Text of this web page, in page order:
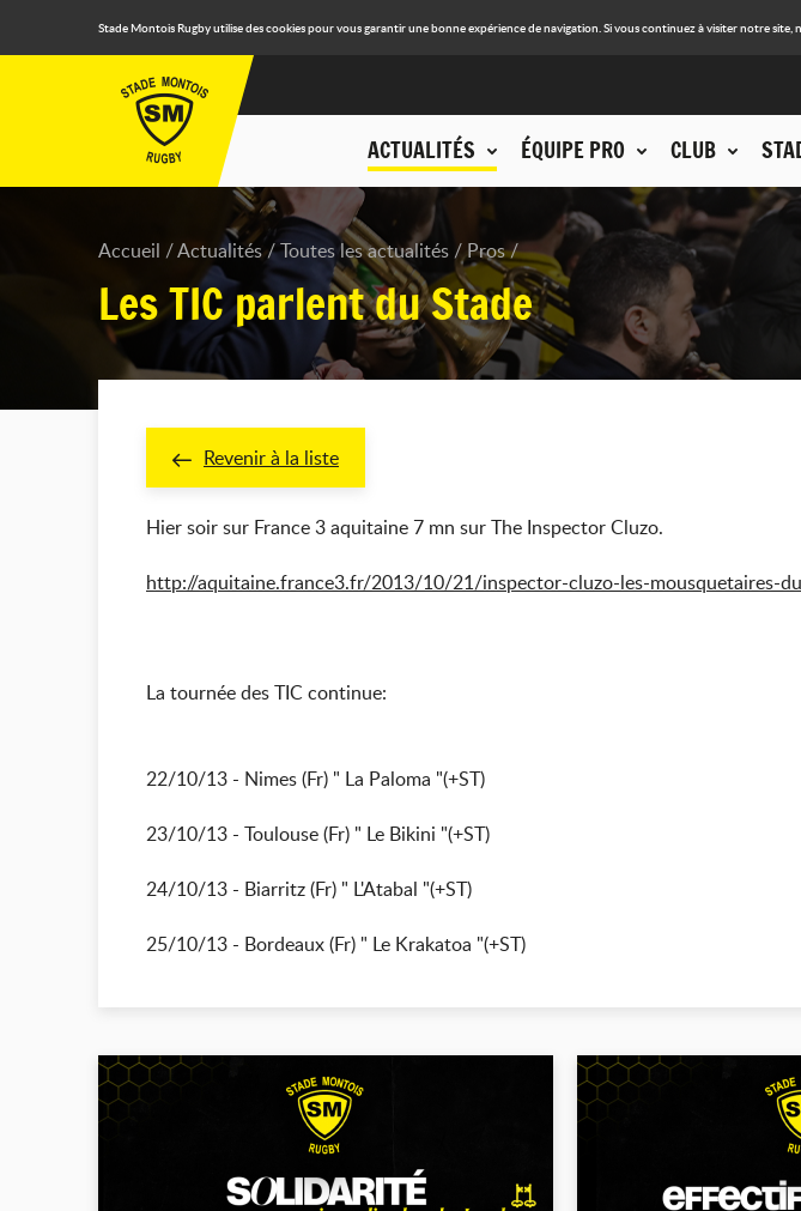
Stade Montois Rugby utilise des cookies pour vous garantir une bonne expérience de navigation. Si vous continuez à visiter notre
ACTUALITÉS ÉQUIPE PRO CLUB
Accueil Actualités Toutes les actualités Pros
Les TIC parlent du Stade
Revenir à la liste
Hier soir sur France 3 aquitaine 7 mn sur The Inspector Cluzo.
http://aquitaine.france3.fr/2013/10/21/inspector-cluzo-les-mousquetaires-
La tournée des TIC continue:
22/10/13 - Nimes (Fr) " La Paloma "(+ST)
23/10/13 - Toulouse (Fr) " Le Bikini "(+ST)
24/10/13 - Biarritz (Fr) " L'Atabal "(+ST)
25/10/13 - Bordeaux (Fr) " Le Krakatoa "(+ST)